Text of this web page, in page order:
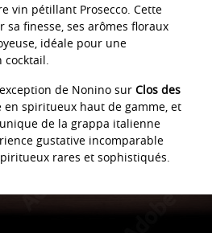
vin pétillant Prosecco. Cette
finesse, ses arômes floraux
idéale pour une
cocktail.
de Nonino sur Clos des
en spiritueux haut de gamme, et
de la grappa italienne
gustative incomparable
rares et sophistiqués.